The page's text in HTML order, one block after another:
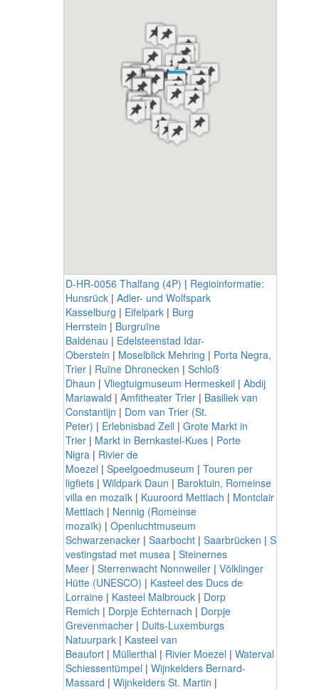
D-HR-0056 Thalfang (4P) | Regioinformatie:
Hunsrück | Adler- und Wolfspark
Kasselburg | Eifelpark | Burg
Herrstein | Burgruïne
Baldenau | Edelsteenstad Idar-
Oberstein | Moselblick Mehring | Porta Negra,
Trier | Ruïne Dhronecken | Schloß
Dhaun | Vliegtuigmuseum Hermeskeil | Abdij
Mariawald | Amfitheater Trier | Basiliek van
Constantijn | Dom van Trier (St.
Peter) | Erlebnisbad Zell | Grote Markt in
Trier | Markt in Bernkastel-Kues | Porte
Nigra | Rivier de
Moezel | Speelgoedmuseum | Touren per
ligfiets | Wildpark Daun | Baroktuin, Romeinse
villa en mozaïk | Kuuroord Mettlach | Montclair
Mettlach | Nennig (Romeinse
mozaïk) | Openluchtmuseum
Schwarzenacker | Saarbocht | Saarbrücken | Saarlouis,
vestingstad met musea | Steinernes
Meer | Sterrenwacht Nonnweiler | Völklinger
Hütte (UNESCO) | Kasteel des Ducs de
Lorraine | Kasteel Malbrouck | Dorp
Remich | Dorpje Echternach | Dorpje
Grevenmacher | Duits-Luxemburgs
Natuurpark | Kasteel van
Beaufort | Müllerthal | Rivier Moezel | Waterval
Schiessentümpel | Wijnkelders Bernard-
Massard | Wijnkelders St. Martin |